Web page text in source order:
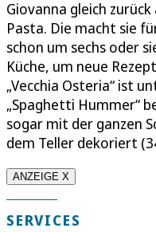
Giovanna gleich
Pasta. Die macht sie
schon um sechs oder
Küche, um neue
„Vecchia Osteria“ ist
„Spaghetti Hummer“
sogar mit der ganzen
dem Teller dekoriert
ANZEIGE X
SERVICES